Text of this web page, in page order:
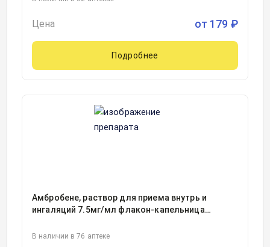
Цена от 179 ₽
Подробнее
Амбробене, раствор для приема внутрь и
ингаляций 7.5мг/мл флакон-капельница
стаканчиком 100миллилитр, 1
В наличии в 76 аптеке